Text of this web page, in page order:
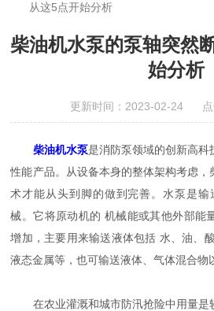
从这5点开始分析
柴油机水泵的泵轴突然
始分析
更新时间：2023-02-24 点
柴油机水泵是消防泵领域的创新高科
性能产品。从设备本身的整体架构考虑
术才能从头到脚的做到完善。水泵是
械。它将原动机的 机械能或其他外部能
增加，主要用来输送液体包括 水、油、
液态金属等，也可输送液体、气体混合物
在农业灌溉和城市防汛抢险中用量是